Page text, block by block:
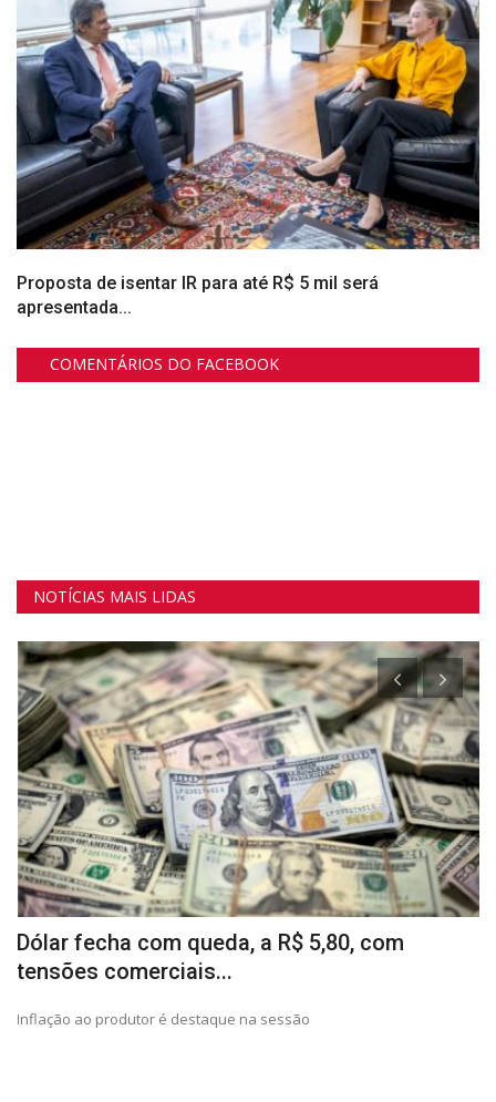
Proposta de isentar IR para até R$ 5 mil será
apresentada...
COMENTÁRIOS DO FACEBOOK
NOTÍCIAS MAIS LIDAS
Dólar fecha com queda, a R$ 5,80, com
tensões comerciais...
Inflação ao produtor é destaque na sessão